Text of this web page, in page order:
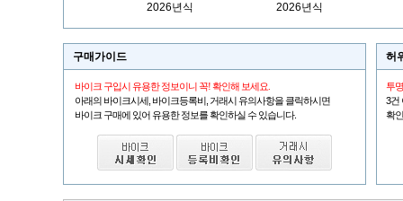
2026년식
2026년식
구매가이드
바이크 구입시 유용한 정보이니 꼭! 확인해 보세요.
아래의 바이크시세, 바이크등록비, 거래시 유의사항을 클릭하시면
바이크 구매에 있어 유용한 정보를 확인하실 수 있습니다.
허
투
3건
확